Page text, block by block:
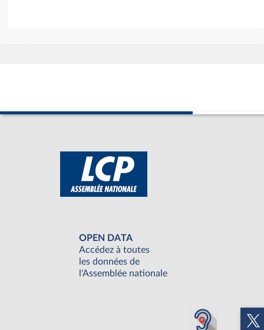
OPEN DATA
Accédez à toutes
les données de
l'Assemblée nationale